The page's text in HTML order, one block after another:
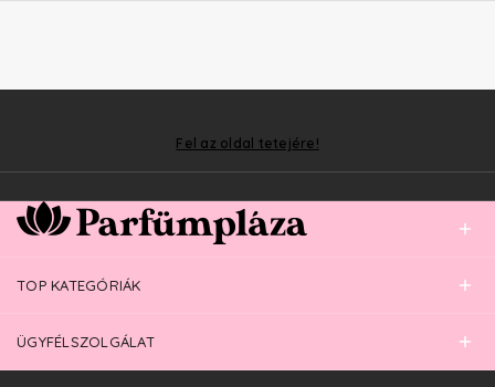
Fel az oldal tetejére!
TOP KATEGÓRIÁK
ÜGYFÉLSZOLGÁLAT